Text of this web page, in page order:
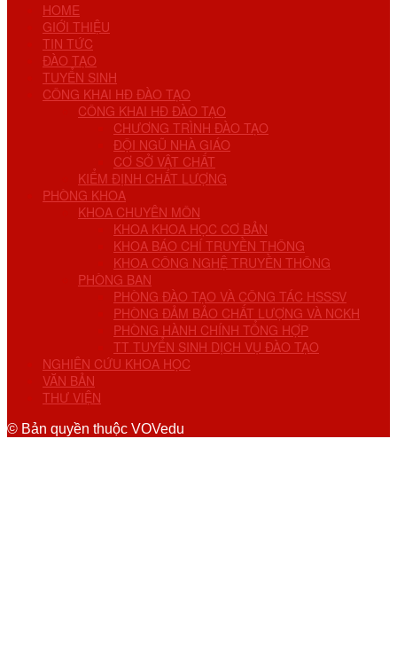
HOME
GIỚI THIỆU
TIN TỨC
ĐÀO TẠO
TUYỂN SINH
CÔNG KHAI HĐ ĐÀO TẠO
CÔNG KHAI HĐ ĐÀO TẠO
CHƯƠNG TRÌNH ĐÀO TẠO
ĐỘI NGŨ NHÀ GIÁO
CƠ SỞ VẬT CHẤT
KIỂM ĐỊNH CHẤT LƯỢNG
PHÒNG KHOA
KHOA CHUYÊN MÔN
KHOA KHOA HỌC CƠ BẢN
KHOA BÁO CHÍ TRUYỀN THÔNG
KHOA CÔNG NGHỆ TRUYỀN THÔNG
PHÒNG BAN
PHÒNG ĐÀO TẠO VÀ CÔNG TÁC HSSSV
PHÒNG ĐẢM BẢO CHẤT LƯỢNG VÀ NCKH
PHÒNG HÀNH CHÍNH TỔNG HỢP
TT TUYỂN SINH DỊCH VỤ ĐÀO TẠO
NGHIÊN CỨU KHOA HỌC
VĂN BẢN
THƯ VIỆN
© Bản quyền thuộc VOVedu